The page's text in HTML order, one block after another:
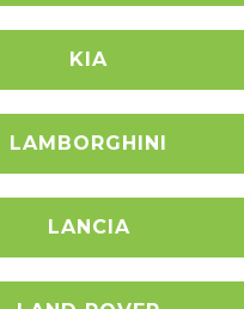
KIA
LAMBORGHINI
LANCIA